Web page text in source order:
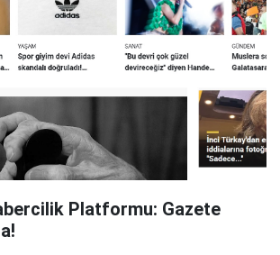
Platformu: Gazete